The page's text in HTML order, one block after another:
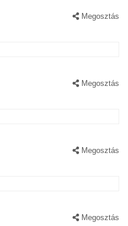
Megosztás
Megosztás
Megosztás
Megosztás